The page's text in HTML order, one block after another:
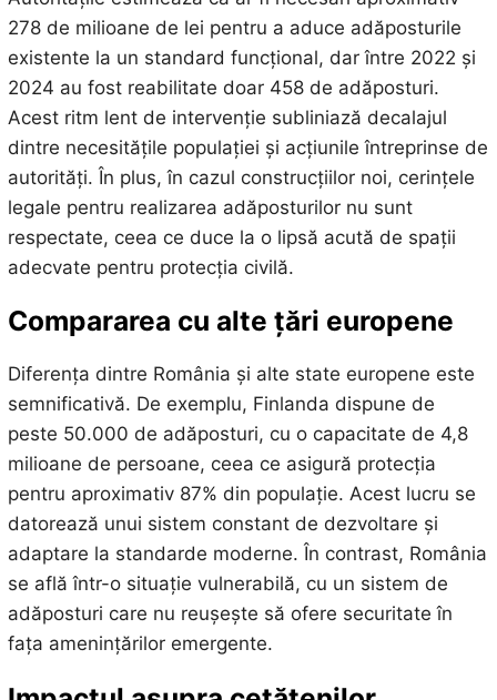
278 de milioane de lei pentru a aduce adăposturile
existente la un standard funcțional, dar între 2022 și
2024 au fost reabilitate doar 458 de adăposturi.
Acest ritm lent de intervenție subliniază decalajul
dintre necesitățile populației și acțiunile întreprinse de
autorități. În plus, în cazul construcțiilor noi, cerințele
legale pentru realizarea adăposturilor nu sunt
respectate, ceea ce duce la o lipsă acută de spații
adecvate pentru protecția civilă.
Compararea cu alte țări europene
Diferența dintre România și alte state europene este
semnificativă. De exemplu, Finlanda dispune de
peste 50.000 de adăposturi, cu o capacitate de 4,8
milioane de persoane, ceea ce asigură protecția
pentru aproximativ 87% din populație. Acest lucru se
datorează unui sistem constant de dezvoltare și
adaptare la standarde moderne. În contrast, România
se află într-o situație vulnerabilă, cu un sistem de
adăposturi care nu reușește să ofere securitate în
fața amenințărilor emergente.